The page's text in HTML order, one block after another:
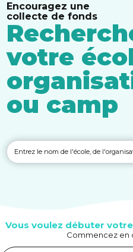
Encouragez une
collecte de fonds
votre
ou camp
Vous voulez débuter
Commencez en